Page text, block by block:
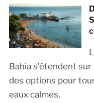
Bahia s’étendent
des options pour
eaux calmes,